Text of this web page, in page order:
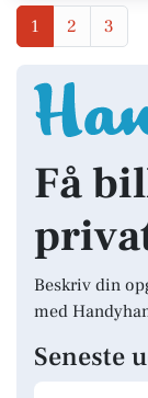
1 2 3
Få
Beskriv din
med
Seneste